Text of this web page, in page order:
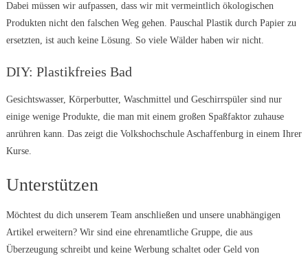
Dabei müssen wir aufpassen, dass wir mit vermeintlich ökologischen
Produkten nicht den falschen Weg gehen. Pauschal Plastik durch Papier zu
ersetzten, ist auch keine Lösung. So viele Wälder haben wir nicht.
DIY: Plastikfreies Bad
Gesichtswasser, Körperbutter, Waschmittel und Geschirrspüler sind nur
einige wenige Produkte, die man mit einem großen Spaßfaktor zuhause
anrühren kann. Das zeigt die Volkshochschule Aschaffenburg in einem Ihrer
Kurse.
Unterstützen
Möchtest du dich unserem Team anschließen und unsere unabhängigen
Artikel erweitern? Wir sind eine ehrenamtliche Gruppe, die aus
Überzeugung schreibt und keine Werbung schaltet oder Geld von